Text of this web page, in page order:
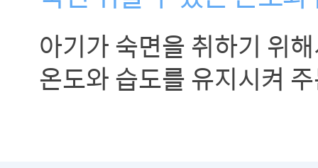
아기가 숙면을 취하기 위
온도와 습도를 유지시켜